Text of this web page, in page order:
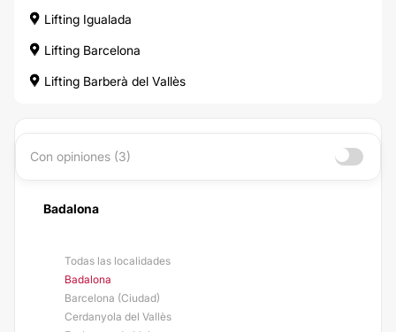
Lifting Igualada
Lifting Barcelona
Lifting Barberà del Vallès
Con opiniones (3)
Badalona
Todas las localidades
Badalona
Barcelona (Ciudad)
Cerdanyola del Vallès